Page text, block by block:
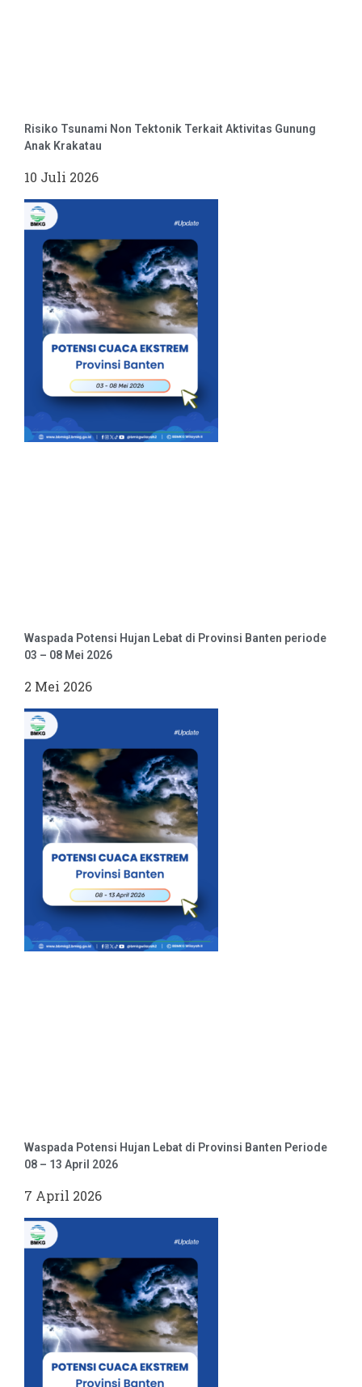
Risiko Tsunami Non Tektonik Terkait Aktivitas Gunung
Anak Krakatau
10 Juli 2026
Waspada Potensi Hujan Lebat di Provinsi Banten periode
03 – 08 Mei 2026
2 Mei 2026
Waspada Potensi Hujan Lebat di Provinsi Banten Periode
08 – 13 April 2026
7 April 2026